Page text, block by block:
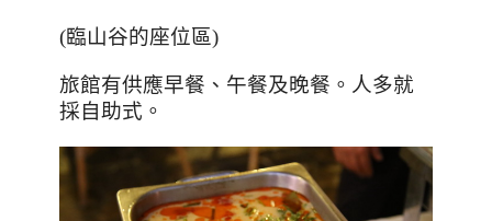
(臨山谷的座位區)
旅館有供應早餐、午餐及晚餐。人多就
採自助式。